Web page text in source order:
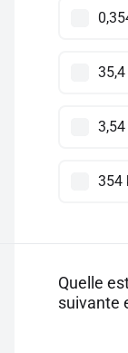
354
Quelle
suivante